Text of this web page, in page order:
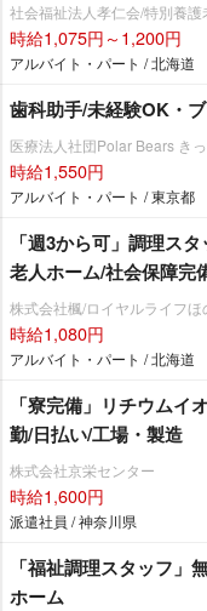
社会福祉法人孝仁会/特別養
時給1,075円～1,200円
アルバイト・パート / 北海道
歯科助手/未経験OK・
医療法人社団Polar Bears き
時給1,550円
アルバイト・パート / 東京都
「週3から可」調理ス
老人ホーム/社会保障完
株式会社楓/ロイヤルライフほ
時給1,080円
アルバイト・パート / 北海道
「寮完備」リチウムイ
勤/日払い/工場・製造
株式会社京栄センター
時給1,600円
派遣社員 / 神奈川県
「福祉調理スタッフ」
ホーム